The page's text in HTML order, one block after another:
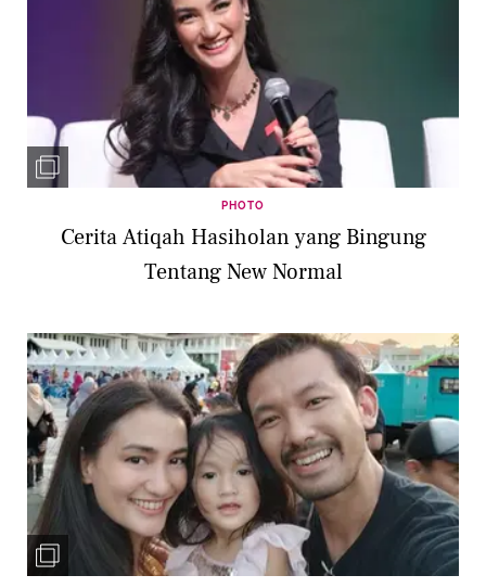
PHOTO
Cerita Atiqah Hasiholan yang Bingung
Tentang New Normal